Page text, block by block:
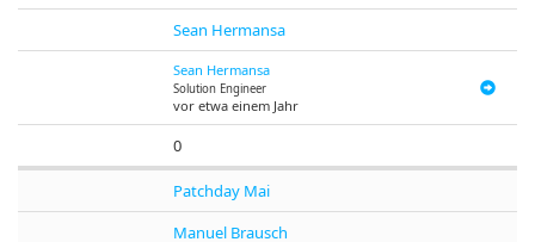
Sean Hermansa
Sean Hermansa
Solution Engineer
vor etwa einem Jahr
0
Patchday Mai
Manuel Brausch